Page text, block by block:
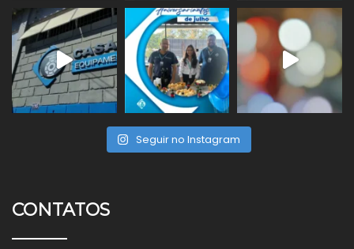
Seguir no Instagram
CONTATOS